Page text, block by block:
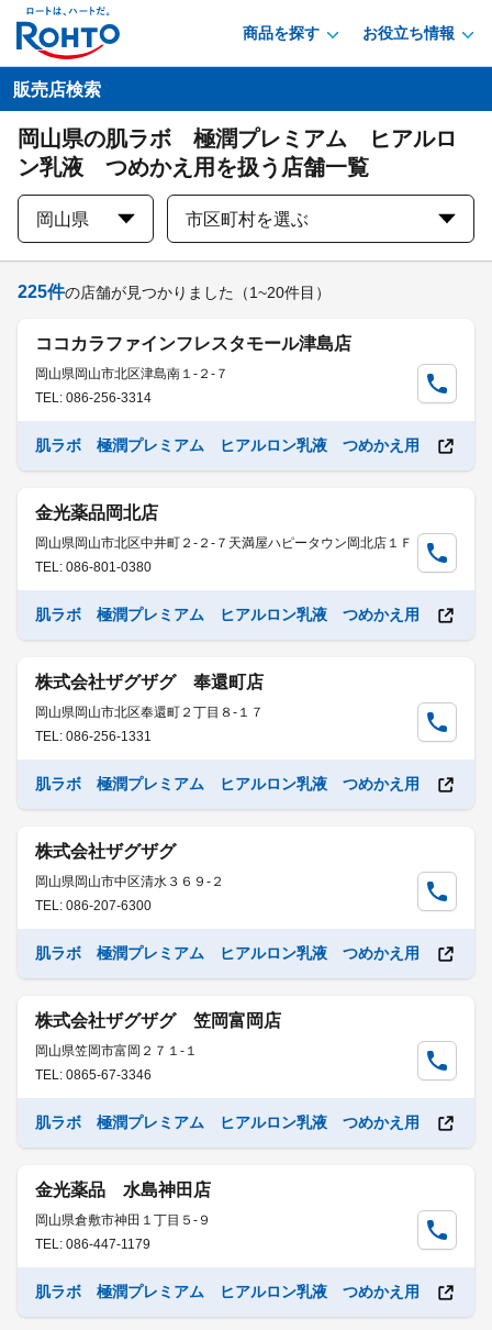
商品を探す お役立ち情報
販売店検索
岡山県の肌ラボ 極潤プレミアム ヒアルロ
ン乳液 つめかえ用を扱う店舗一覧
岡山県 市区町村を選ぶ
225件の店舗が見つかりました （1~20件目）
ココカラファインフレスタモール津島店
岡山県岡山市北区津島南１-２-７
TEL: 086-256-3314
肌ラボ 極潤プレミアム ヒアルロン乳液 つめかえ用
金光薬品岡北店
岡山県岡山市北区中井町２-２-７天満屋ハピータウン岡北店１Ｆ
TEL: 086-801-0380
肌ラボ 極潤プレミアム ヒアルロン乳液 つめかえ用
株式会社ザグザグ 奉還町店
岡山県岡山市北区奉還町２丁目８-１７
TEL: 086-256-1331
肌ラボ 極潤プレミアム ヒアルロン乳液 つめかえ用
株式会社ザグザグ
岡山県岡山市中区清水３６９-２
TEL: 086-207-6300
肌ラボ 極潤プレミアム ヒアルロン乳液 つめかえ用
株式会社ザグザグ 笠岡富岡店
岡山県笠岡市富岡２７１-１
TEL: 0865-67-3346
肌ラボ 極潤プレミアム ヒアルロン乳液 つめかえ用
金光薬品 水島神田店
岡山県倉敷市神田１丁目５-９
TEL: 086-447-1179
肌ラボ 極潤プレミアム ヒアルロン乳液 つめかえ用